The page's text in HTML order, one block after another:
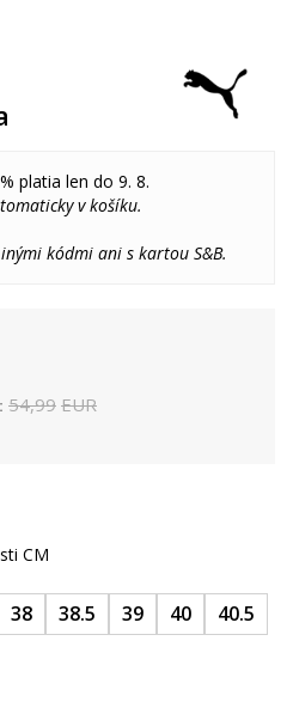
platia len do 9. 8.
v košíku.
kódmi ani s kartou S&B.
54,99 EUR
CM
38 38.5 39 40
40.5